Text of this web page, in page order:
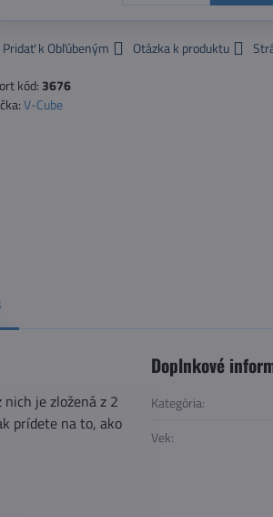
Pridať k Obľúbeným Otázka k produktu
kód: 3676
V-Cube
je zložená z 2
prídete na to, ako
Doplnkové
Kategória:
Vek: